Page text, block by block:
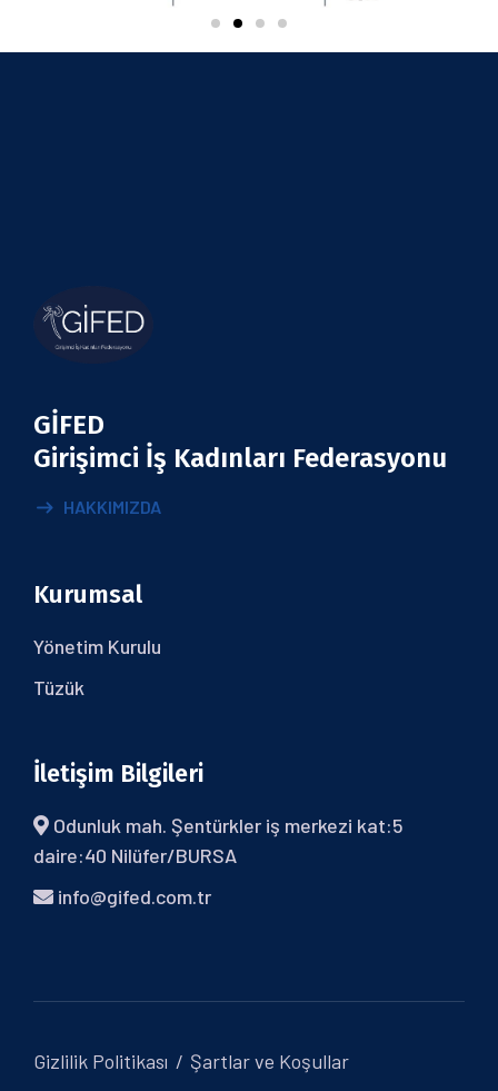
GİFED
Girişimci İş Kadınları Federasyonu
HAKKIMIZDA
Kurumsal
Yönetim Kurulu
Tüzük
İletişim Bilgileri
Odunluk mah. Şentürkler iş merkezi kat:5
daire:40 Nilüfer/BURSA
info@gifed.com.tr
Gizlilik Politikası Şartlar ve Koşullar